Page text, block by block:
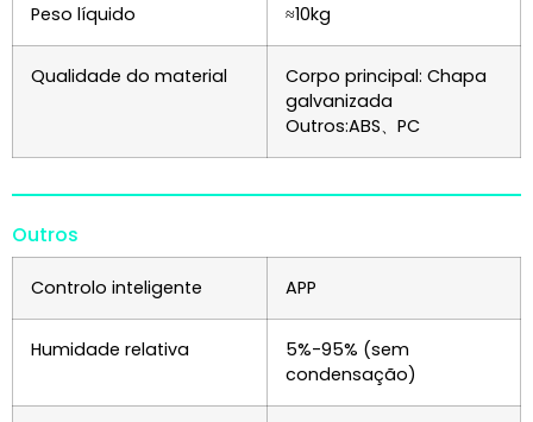
Peso líquido ≈10kg
Qualidade do material
Corpo principal: Chapa
galvanizada
Outros:ABS、PC
Outros
Controlo inteligente APP
Humidade relativa
5%-95% (sem
condensação)